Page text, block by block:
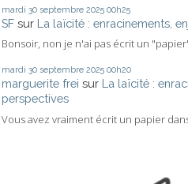
mardi 30 septembre 2025 00h25
SF sur La laïcité : enracinements,
Bonsoir, non je n'ai pas écrit un
mardi 30 septembre 2025 00h20
marguerite frei sur La laïcité :
perspectives
Vous avez vraiment écrit un papier dans